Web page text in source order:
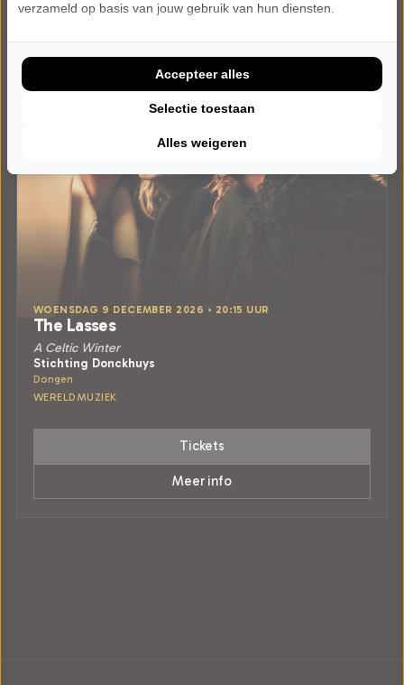
WOENSDAG 9 DECEMBER 2026 • 20:15 UUR
The Lasses
A Celtic Winter
Stichting Donckhuys
Dongen
WERELDMUZIEK
Tickets
Meer info
verzameld op basis van jouw gebruik van hun diensten.
Alles weigeren
Selectie toestaan
Accepteer alles